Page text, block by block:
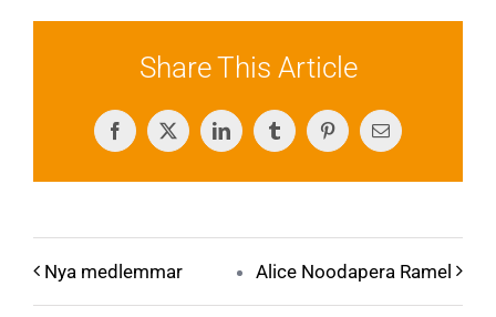
Share This Article
Facebook
X LinkedInTumblrPinterestE-
post
Nya medlemmar Alice Noodapera Ramel